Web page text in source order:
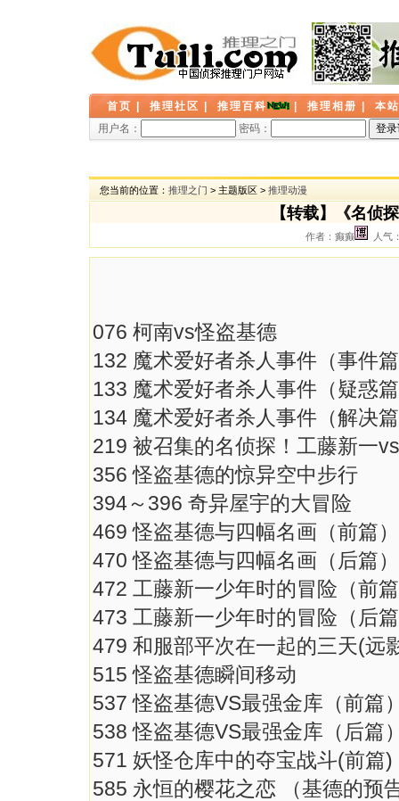
首页 推理社区 推理百科 推理相册
本
用户名：
密码：
您当前的位置： 推理之门 > 主题版区 > 推理动漫
【转载】《名
作者：癫癫 人气
076 柯南vs怪盗基德
132 魔术爱好者杀人事件（事件
133 魔术爱好者杀人事件（疑惑
134 魔术爱好者杀人事件（解决
219 被召集的名侦探！工藤新一
356 怪盗基德的惊异空中步行
394～396 奇异屋宇的大冒险
469 怪盗基德与四幅名画（前篇）
470 怪盗基德与四幅名画（后篇）
472 工藤新一少年时的冒险（前
473 工藤新一少年时的冒险（后
479 和服部平次在一起的三天(远
515 怪盗基德瞬间移动
537 怪盗基德VS最强金库（前篇
538 怪盗基德VS最强金库（后篇
571 妖怪仓库中的夺宝战斗(前篇)
585 永恒的樱花之恋 （基德的预